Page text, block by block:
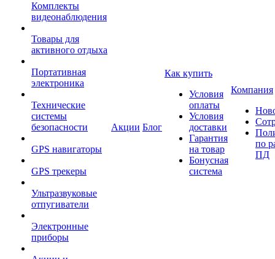
Комплекты
видеонаблюдения
Товары для
активного отдыха
Портативная
электроника
Технические
системы
безопасности
GPS навигаторы
GPS трекеры
Ультразвуковые
отпугиватели
Электронные
приборы
Акции Блог
Как купить
Условия
оплаты
Условия
доставки
Гарантия
на товар
Бонусная
система
Компания
по
ПД